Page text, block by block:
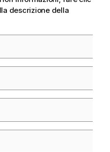
descrizione della